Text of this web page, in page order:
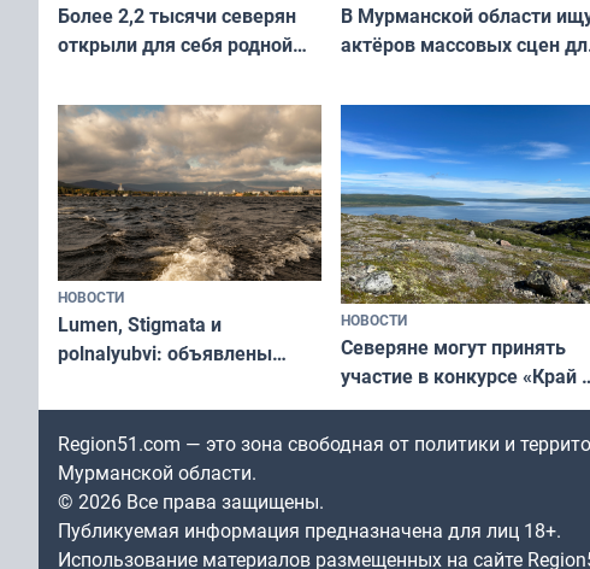
Более 2,2 тысячи северян
открыли для себя родной
«Туризм для своих»
В Мурманской области
актёров массовых сцен
короткометражном
НОВОСТИ
Lumen, Stigmata и
polnalyubvi: объявлены
«Имандра» в 2026 года
НОВОСТИ
Северяне могут принять
участие в конкурсе «Край у
северной границы:
по Печенгскому округу»
Region51.com — это зона свободная от политики и
Мурманской области.
© 2026 Все права защищены.
Публикуемая информация предназначена для лиц 18+.
Использование материалов размещенных на сайте